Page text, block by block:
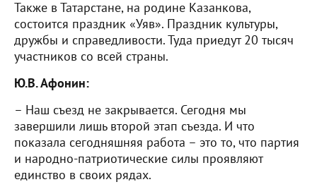
Также в Татарстане, на родине Казанкова,
состоится праздник «Уяв». Праздник культуры,
дружбы и справедливости. Туда приедут 20 тысяч
участников со всей страны.
Ю.В. Афонин:
– Наш съезд не закрывается. Сегодня мы
завершили лишь второй этап съезда. И что
показала сегодняшняя работа – это то, что партия
и народно-патриотические силы проявляют
единство в своих рядах.